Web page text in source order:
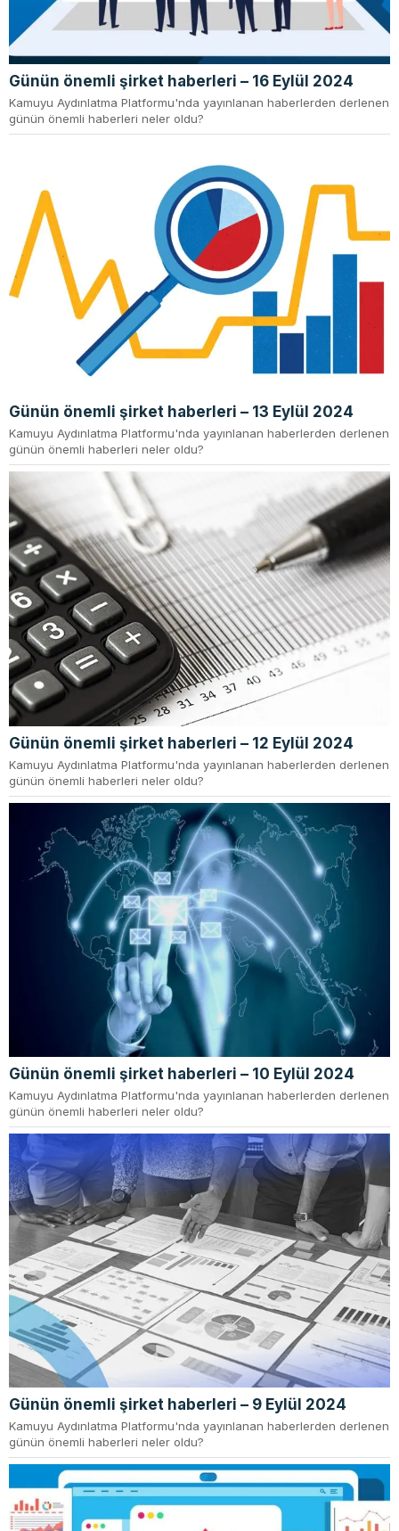
Günün önemli şirket haberleri – 16 Eylül 2024
Kamuyu Aydınlatma Platformu'nda yayınlanan haberlerden derlenen
günün önemli haberleri neler oldu?
Günün önemli şirket haberleri – 13 Eylül 2024
Kamuyu Aydınlatma Platformu'nda yayınlanan haberlerden derlenen
günün önemli haberleri neler oldu?
Günün önemli şirket haberleri – 12 Eylül 2024
Kamuyu Aydınlatma Platformu'nda yayınlanan haberlerden derlenen
günün önemli haberleri neler oldu?
Günün önemli şirket haberleri – 10 Eylül 2024
Kamuyu Aydınlatma Platformu'nda yayınlanan haberlerden derlenen
günün önemli haberleri neler oldu?
Günün önemli şirket haberleri – 9 Eylül 2024
Kamuyu Aydınlatma Platformu'nda yayınlanan haberlerden derlenen
günün önemli haberleri neler oldu?